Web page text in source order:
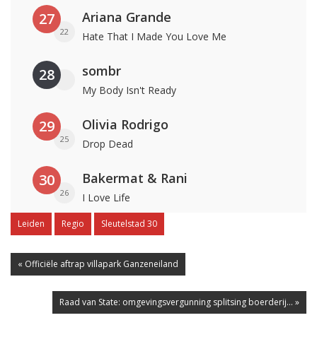
27
22
Ariana Grande
Hate That I Made You Love Me
28 sombr
My Body Isn't Ready
29
25
Olivia Rodrigo
Drop Dead
30
26
Bakermat & Rani
I Love Life
Leiden Regio Sleutelstad 30
« Officiële aftrap villapark Ganzeneiland
Raad van State: omgevingsvergunning splitsing boerderij... »